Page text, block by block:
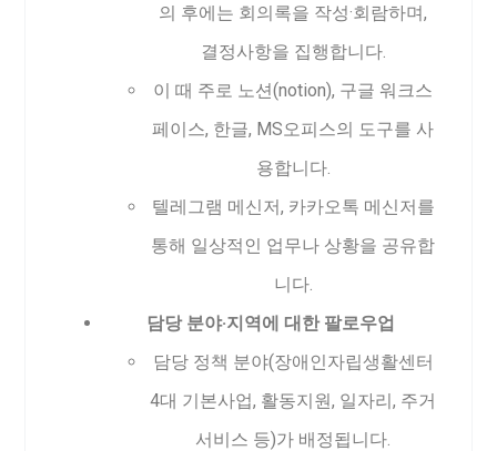
의 후에는 회의록을 작성·회람하며,
결정사항을 집행합니다.
이 때 주로 노션(notion), 구글 워크스
페이스, 한글, MS오피스의 도구를 사
용합니다.
텔레그램 메신저, 카카오톡 메신저를
통해 일상적인 업무나 상황을 공유합
니다.
담당 분야·지역에 대한 팔로우업
담당 정책 분야(장애인자립생활센터
4대 기본사업, 활동지원, 일자리, 주거
서비스 등)가 배정됩니다.